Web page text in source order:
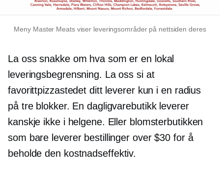
Meny Master Meats viser leveringsområder på nettsiden deres
La oss snakke om hva som er en lokal
leveringsbegrensning. La oss si at
favorittpizzastedet ditt leverer kun i en radius
på tre blokker. En dagligvarebutikk leverer
kanskje ikke i helgene. Eller blomsterbutikken
som bare leverer bestillinger over $30 for å
beholde den kostnadseffektiv.